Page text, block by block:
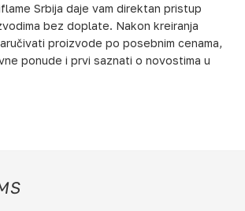
Srbija daje vam direktan pristup
bez doplate. Nakon kreiranja
proizvode po posebnim cenama,
ponude i prvi saznati o novostima u